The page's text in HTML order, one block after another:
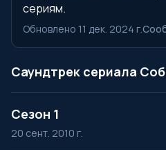
сериям.
Обновлено 11 дек. 2024 г.
Саундтрек сериала
Сезон 1
20 сент. 2010 г.